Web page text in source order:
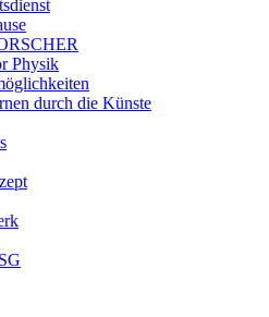
Physik
durch die Künste